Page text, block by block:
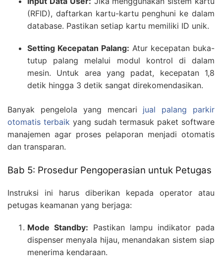
(RFID), daftarkan kartu-kartu penghuni ke dalam
database. Pastikan setiap kartu memiliki ID unik.
Setting Kecepatan Palang: Atur kecepatan buka-
tutup palang melalui modul kontrol di dalam
mesin. Untuk area yang padat, kecepatan 1,8
detik hingga 3 detik sangat direkomendasikan.
Banyak pengelola yang mencari jual palang parkir
otomatis terbaik yang sudah termasuk paket software
manajemen agar proses pelaporan menjadi otomatis
dan transparan.
Bab 5: Prosedur Pengoperasian untuk Petugas
Instruksi ini harus diberikan kepada operator atau
petugas keamanan yang berjaga:
Mode Standby: Pastikan lampu indikator pada
dispenser menyala hijau, menandakan sistem siap
menerima kendaraan.